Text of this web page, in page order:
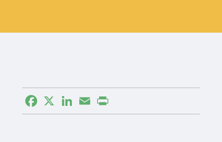
FacebookLinkedIn
Email